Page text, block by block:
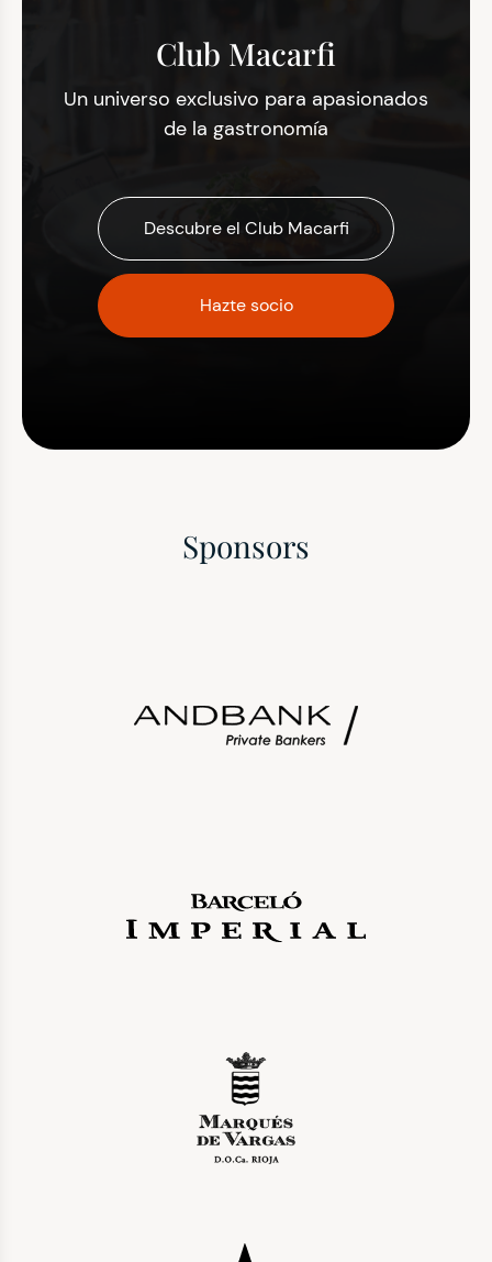
Club Macarfi
Un universo exclusivo para apasionados
de la gastronomía
Descubre el Club Macarfi
Hazte socio
Sponsors